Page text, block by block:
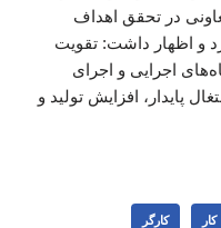
در تحقق اهداف
و اظهار داشت: تقویت
اجرایی و اجرای
پایدار، افزایش تولید و
کار کارگر